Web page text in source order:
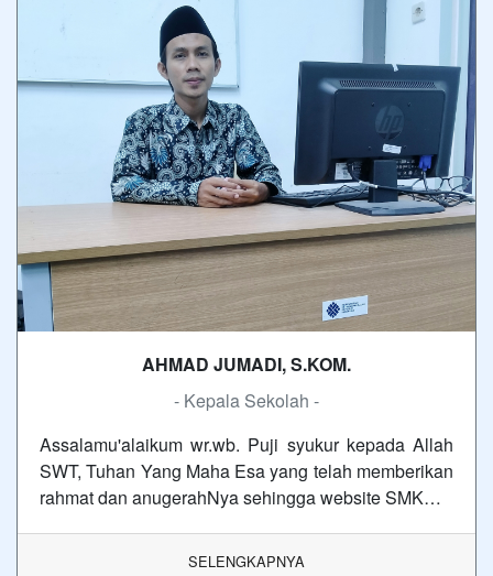
AHMAD JUMADI, S.KOM.
- Kepala Sekolah -
Assalamu'alaikum wr.wb. Puji syukur kepada Allah
SWT, Tuhan Yang Maha Esa yang telah memberikan
rahmat dan anugerahNya sehingga website SMK…
SELENGKAPNYA